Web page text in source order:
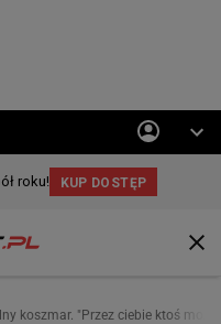
koszmar. "Przez ciebie ktoś może